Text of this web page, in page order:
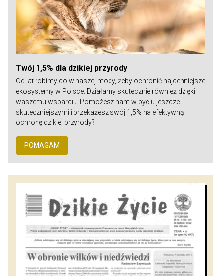
Twój 1,5% dla dzikiej przyrody
Od lat robimy co w naszej mocy, żeby ochronić najcenniejsze
ekosystemy w Polsce. Działamy skutecznie również dzięki
waszemu wsparciu. Pomożesz nam w byciu jeszcze
skuteczniejszymi i przekażesz swój 1,5% na efektywną
ochronę dzikiej przyrody?
POMAGAM